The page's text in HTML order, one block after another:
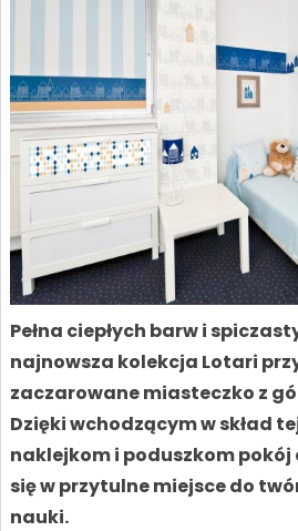
Pełna ciepłych barw i
najnowsza kolekcja Lotari
zaczarowane miasteczko z
Dzięki wchodzącym w skład
naklejkom i poduszkom
się w przytulne miejsce do
nauki.